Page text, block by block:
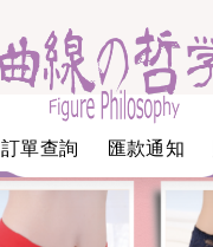
訂單查詢 匯款通知